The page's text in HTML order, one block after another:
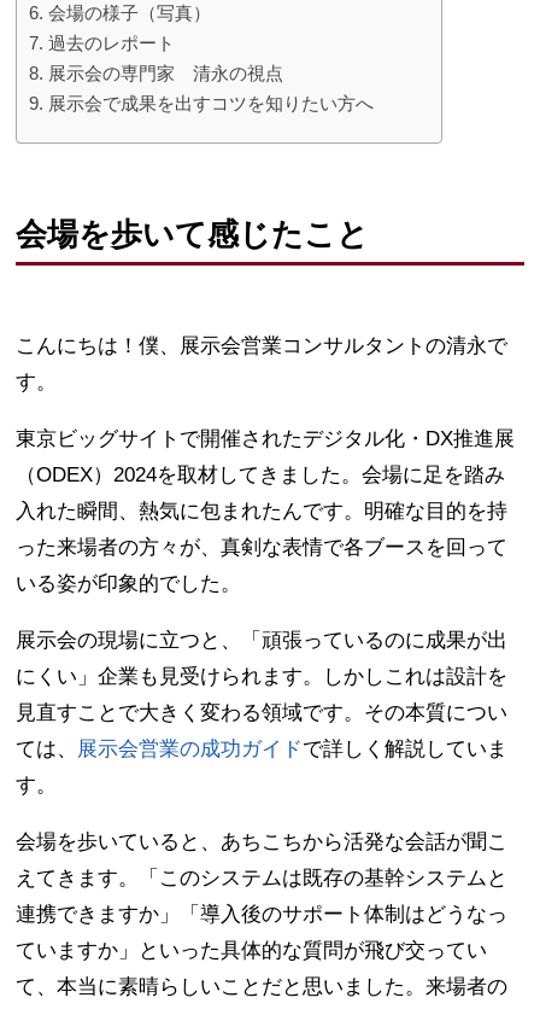
会場の様子（写真）
過去のレポート
展示会の専門家 清永の視点
展示会で成果を出すコツを知りたい方へ
会場を歩いて感じたこと
こんにちは！僕、展示会営業コンサルタントの清永で
す。
東京ビッグサイトで開催されたデジタル化・DX推進展
（ODEX）2024を取材してきました。会場に足を踏み
入れた瞬間、熱気に包まれたんです。明確な目的を持
った来場者の方々が、真剣な表情で各ブースを回って
いる姿が印象的でした。
展示会の現場に立つと、「頑張っているのに成果が出
にくい」企業も見受けられます。しかしこれは設計を
見直すことで大きく変わる領域です。その本質につい
ては、 展示会営業の成功ガイドで詳しく解説していま
す。
会場を歩いていると、あちこちから活発な会話が聞こ
えてきます。「このシステムは既存の基幹システムと
連携できますか」「導入後のサポート体制はどうなっ
ていますか」といった具体的な質問が飛び交ってい
て、本当に素晴らしいことだと思いました。来場者の